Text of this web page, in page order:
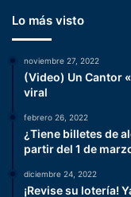
Lo más visto
noviembre 27, 2022
(Video) Un Cantor
viral
febrero 26, 2022
¿Tiene billetes de
partir del 1 de
diciembre 24, 2022
¡Revise su lotería!